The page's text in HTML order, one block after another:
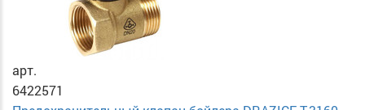
арт.
6422571